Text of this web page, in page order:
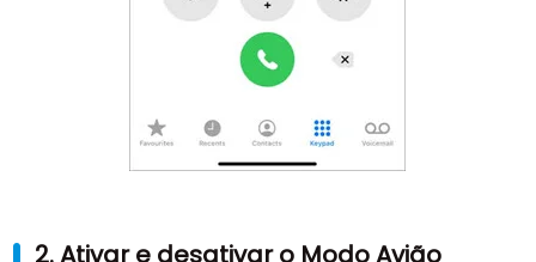
2. Ativar e desativar o Modo Avião